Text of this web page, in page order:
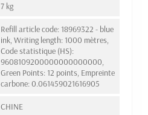
7 kg
Refill article code: 18969322 - blue
ink, Writing length: 1000 mètres,
Code statistique (HS):
9608109200000000000000,
Green Points: 12 points, Empreinte
carbone: 0.061459021616905
CHINE